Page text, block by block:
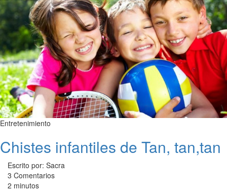
Entretenimiento
Chistes infantiles de Tan, tan,tan
Escrito por: Sacra
3 Comentarios
2 minutos